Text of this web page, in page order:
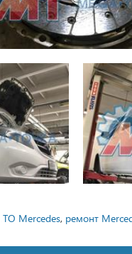
ТО Mercedes, ремонт